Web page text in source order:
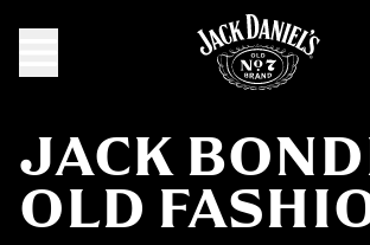
JACK
OLD